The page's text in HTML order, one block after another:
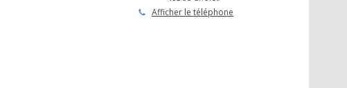
Afficher le téléphone